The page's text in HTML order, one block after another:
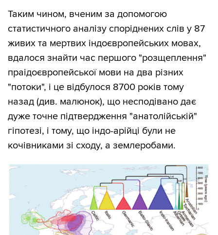
Таким чином, вченим за допомогою
статистичного аналізу споріднених слів у 87
живих та мертвих індоєвропейських мовах,
вдалося знайти час першого "розщеплення"
праідоєвропейської мови на два різних
"потоки", і це відбулося 8700 років тому
назад (див. малюнок), що несподівано дає
дуже точне підтвердження "анатолійській"
гіпотезі, і тому, що індо-арійці були не
кочівниками зі сходу, а землеробами.